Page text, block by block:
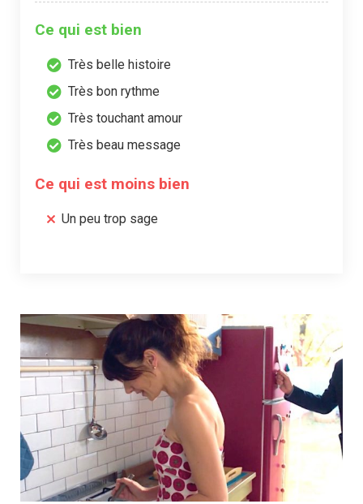
Ce qui est bien
Très belle histoire
Très bon rythme
Très touchant amour
Très beau message
Ce qui est moins bien
Un peu trop sage